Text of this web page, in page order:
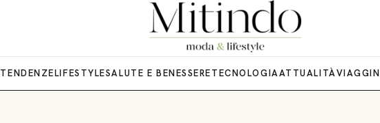
TENDENZELIFESTYLESALUTE E BENESSERETECNOLOGIAATTUALITÀVIAGGI